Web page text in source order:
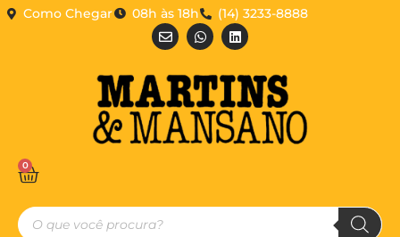
Como Chegar 08h às 18h (14) 3233-8888
0